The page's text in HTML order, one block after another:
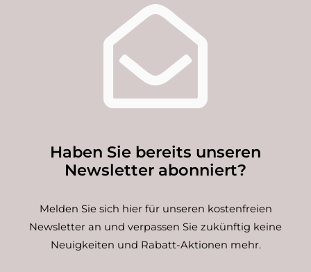
Haben Sie bereits unseren
Newsletter abonniert?
Melden Sie sich hier für unseren kostenfreien
Newsletter an und verpassen Sie zukünftig keine
Neuigkeiten und Rabatt-Aktionen mehr.